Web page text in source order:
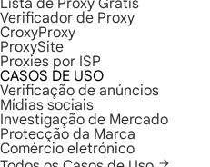
Lista de Proxy Grátis
Verificador de Proxy
CroxyProxy
ProxySite
Proxies por ISP
CASOS DE USO
Verificação de anúncios
Mídias sociais
Investigação de Mercado
Protecção da Marca
Comércio eletrónico